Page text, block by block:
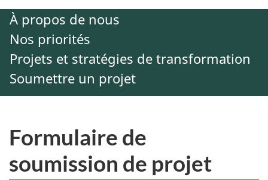
t
o
n
l
e
r
c
h
e
u
s
ê
t
s
i
À propos de nous
Nos priorités
Projets et stratégies de transformation
Soumettre un projet
Formulaire de
soumission de projet